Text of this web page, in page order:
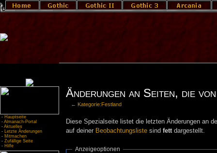
- Hauptseite
- Almanach-Portal
- Aktuelles
- Letzte Änderungen
- Mitmachen
- Zufällige Seite
- Hilfe
Änderungen an Seiten, die
← Kategorie:Festland
Diese Spezialseite listet die letzten Änderungen an
auf deiner Beobachtungslistesind fettdargestellt.
Anzeigeoptionen